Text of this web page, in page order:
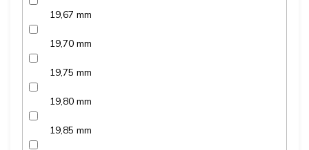
19,67 mm
19,70 mm
19,75 mm
19,80 mm
19,85 mm